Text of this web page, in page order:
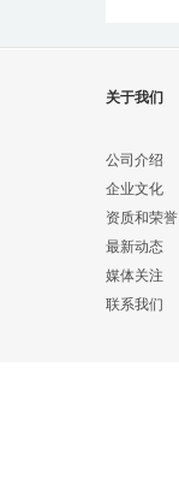
关于我们
公司介绍
企业文化
资质和荣誉
最新动态
媒体关注
联系我们